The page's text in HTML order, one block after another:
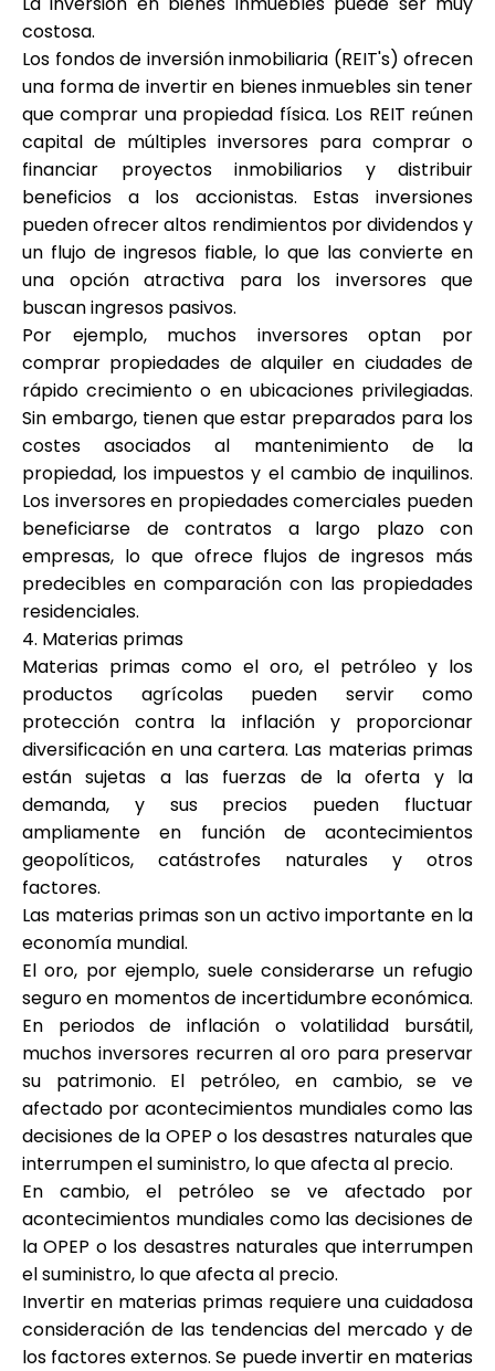
costosa.
Los fondos de inversión inmobiliaria (REIT's) ofrecen
una forma de invertir en bienes inmuebles sin tener
que comprar una propiedad física. Los REIT reúnen
capital de múltiples inversores para comprar o
financiar proyectos inmobiliarios y distribuir
beneficios a los accionistas. Estas inversiones
pueden ofrecer altos rendimientos por dividendos y
un flujo de ingresos fiable, lo que las convierte en
una opción atractiva para los inversores que
buscan ingresos pasivos.
Por ejemplo, muchos inversores optan por
comprar propiedades de alquiler en ciudades de
rápido crecimiento o en ubicaciones privilegiadas.
Sin embargo, tienen que estar preparados para los
costes asociados al mantenimiento de la
propiedad, los impuestos y el cambio de inquilinos.
Los inversores en propiedades comerciales pueden
beneficiarse de contratos a largo plazo con
empresas, lo que ofrece flujos de ingresos más
predecibles en comparación con las propiedades
residenciales.
4. Materias primas
Materias primas como el oro, el petróleo y los
productos agrícolas pueden servir como
protección contra la inflación y proporcionar
diversificación en una cartera. Las materias primas
están sujetas a las fuerzas de la oferta y la
demanda, y sus precios pueden fluctuar
ampliamente en función de acontecimientos
geopolíticos, catástrofes naturales y otros
factores.
Las materias primas son un activo importante en la
economía mundial.
El oro, por ejemplo, suele considerarse un refugio
seguro en momentos de incertidumbre económica.
En periodos de inflación o volatilidad bursátil,
muchos inversores recurren al oro para preservar
su patrimonio. El petróleo, en cambio, se ve
afectado por acontecimientos mundiales como las
decisiones de la OPEP o los desastres naturales que
interrumpen el suministro, lo que afecta al precio.
En cambio, el petróleo se ve afectado por
acontecimientos mundiales como las decisiones de
la OPEP o los desastres naturales que interrumpen
el suministro, lo que afecta al precio.
Invertir en materias primas requiere una cuidadosa
consideración de las tendencias del mercado y de
los factores externos. Se puede invertir en materias